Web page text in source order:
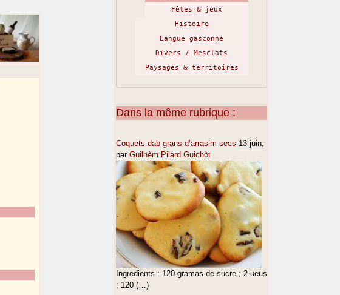
Fêtes & jeux
Histoire
Langue gasconne
Divers / Mesclats
Paysages & territoires
Dans la même rubrique :
Coquets dab grans d’arrasim secs 13 juin,
par Guilhèm Pilard Guichòt
Ingredients : 120 gramas de sucre ; 2 ueus
; 120 (…)